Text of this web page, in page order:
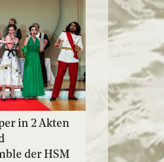
in 2 Akten
der HSM